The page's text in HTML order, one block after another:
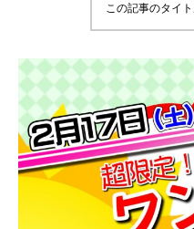
この記事のタイ